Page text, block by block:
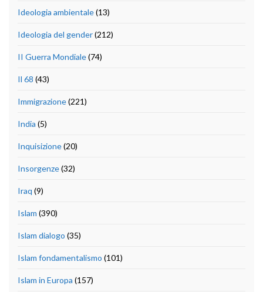
Ideologia ambientale(13)
Ideologia del gender(212)
II Guerra Mondiale(74)
Il 68 (43)
Immigrazione(221)
India (5)
Inquisizione(20)
Insorgenze(32)
Iraq (9)
Islam (390)
Islam dialogo (35)
Islam fondamentalismo (101)
Islam in Europa (157)